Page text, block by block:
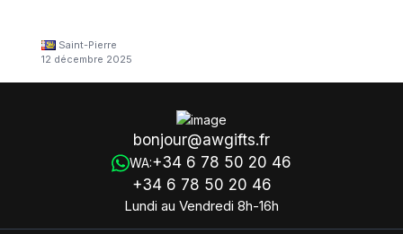
Saint-Pierre
12 décembre 2025
bonjour@awgifts.fr
WA:+34 6 78 50 20 46
+34 6 78 50 20 46
Lundi au Vendredi 8h-16h